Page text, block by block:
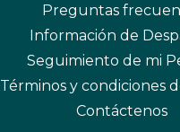
Preguntas
Información de
Seguimiento de mi
Términos y condiciones
Contáctenos